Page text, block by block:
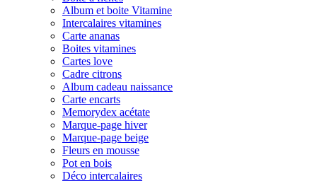
Album et boite Vitamine
Intercalaires vitamines
Carte ananas
Boites vitamines
Cartes love
Cadre citrons
Album cadeau naissance
Carte encarts
Memorydex acétate
Marque-page hiver
Marque-page beige
Fleurs en mousse
Pot en bois
Déco intercalaires